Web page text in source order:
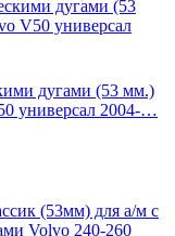
дугами (53 мм.)
универсал 2004-…